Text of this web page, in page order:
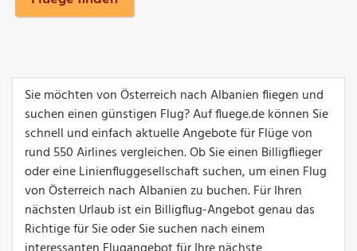
Sie möchten von Österreich nach Albanien fliegen und
suchen einen günstigen Flug? Auf fluege.de können Sie
schnell und einfach aktuelle Angebote für Flüge von
rund 550 Airlines vergleichen. Ob Sie einen Billigflieger
oder eine Linienfluggesellschaft suchen, um einen Flug
von Österreich nach Albanien zu buchen. Für Ihren
nächsten Urlaub ist ein Billigflug-Angebot genau das
Richtige für Sie oder Sie suchen nach einem